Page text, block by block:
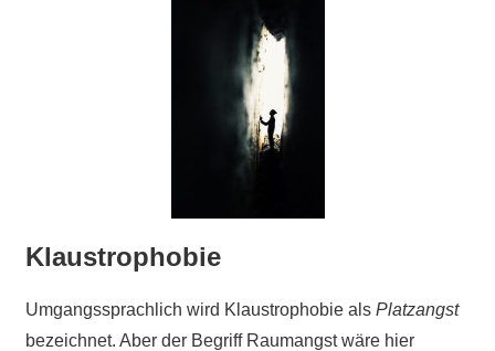
Klaustrophobie
Umgangssprachlich wird Klaustrophobie als Platzangst
bezeichnet. Aber der Begriff Raumangst wäre hier